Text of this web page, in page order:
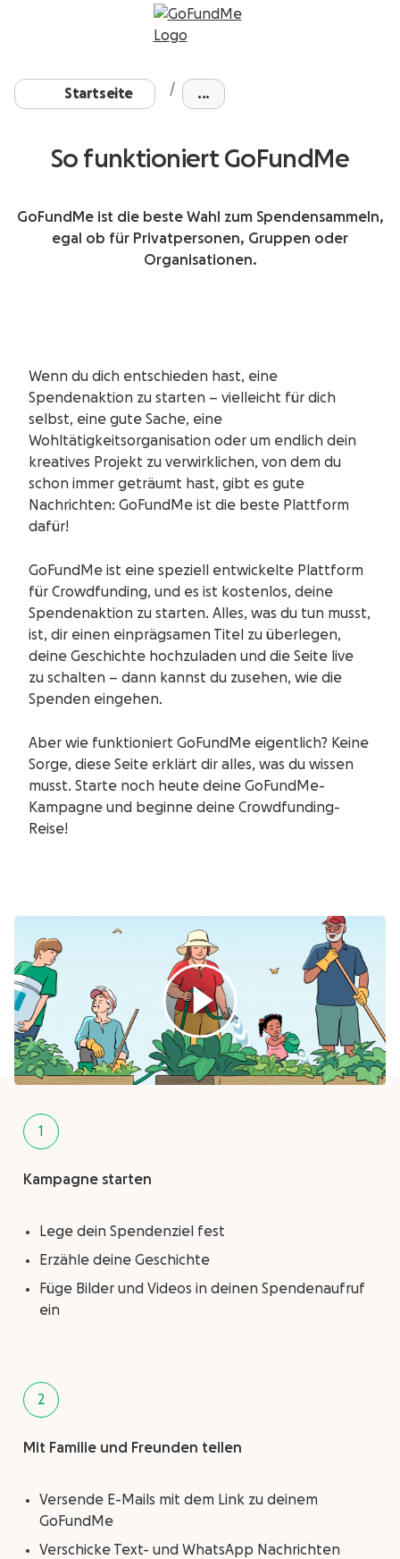
Startseite ...
So funktioniert GoFundMe
GoFundMe ist die beste Wahl zum Spendensammeln,
egal ob für Privatpersonen, Gruppen oder
Organisationen.
Wenn du dich entschieden hast, eine
Spendenaktion zu starten – vielleicht für dich
selbst, eine gute Sache, eine
Wohltätigkeitsorganisation oder um endlich dein
kreatives Projekt zu verwirklichen, von dem du
schon immer geträumt hast, gibt es gute
Nachrichten: GoFundMe ist die beste Plattform
dafür!
GoFundMe ist eine speziell entwickelte Plattform
für Crowdfunding, und es ist kostenlos, deine
Spendenaktion zu starten. Alles, was du tun musst,
ist, dir einen einprägsamen Titel zu überlegen,
deine Geschichte hochzuladen und die Seite live
zu schalten – dann kannst du zusehen, wie die
Spenden eingehen.
Aber wie funktioniert GoFundMe eigentlich? Keine
Sorge, diese Seite erklärt dir alles, was du wissen
musst. Starte noch heute deine GoFundMe-
Kampagne und beginne deine Crowdfunding-
Reise!
1
Kampagne starten
Lege dein Spendenziel fest
Erzähle deine Geschichte
Füge Bilder und Videos in deinen Spendenaufruf
ein
2
Mit Familie und Freunden teilen
Versende E-Mails mit dem Link zu deinem
GoFundMe
Verschicke Text- und WhatsApp Nachrichten